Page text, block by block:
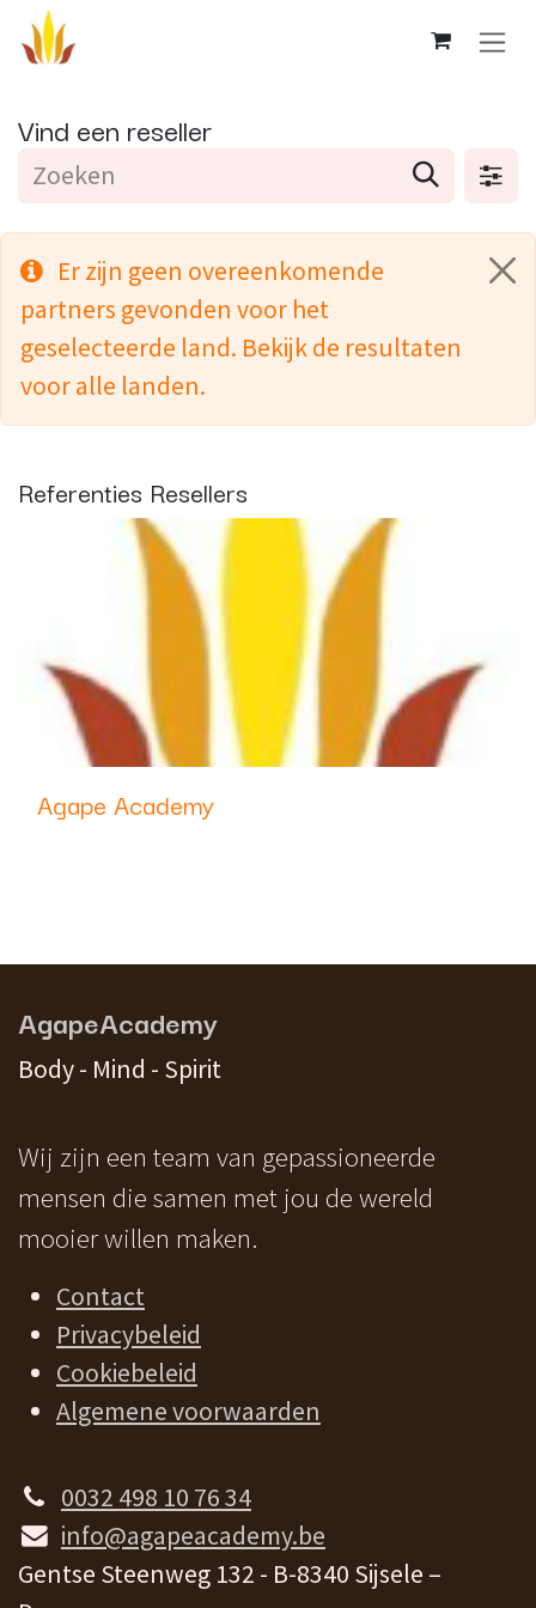
Overslaan naar inhoud
Vind een reseller
Er zijn geen overeenkomende
partners gevonden voor het
geselecteerde land. Bekijk de resultaten
voor alle landen.
Referenties Resellers
Agape Academy
AgapeAcademy
Body - Mind - Spirit
Wij zijn een team van gepassioneerde
mensen die samen met jou de wereld
mooier willen maken.
Contact
Privacybeleid
Cookiebeleid
Algemene voorwaarden
0032 498 10 76 34
info@agapeacademy.be
Gentse Steenweg 132 - B-8340 Sijsele –